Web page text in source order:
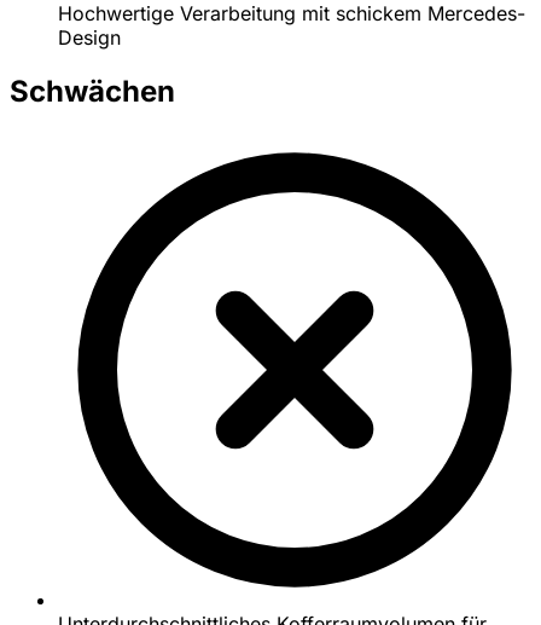
Hochwertige Verarbeitung mit schickem Mercedes-
Design
Schwächen